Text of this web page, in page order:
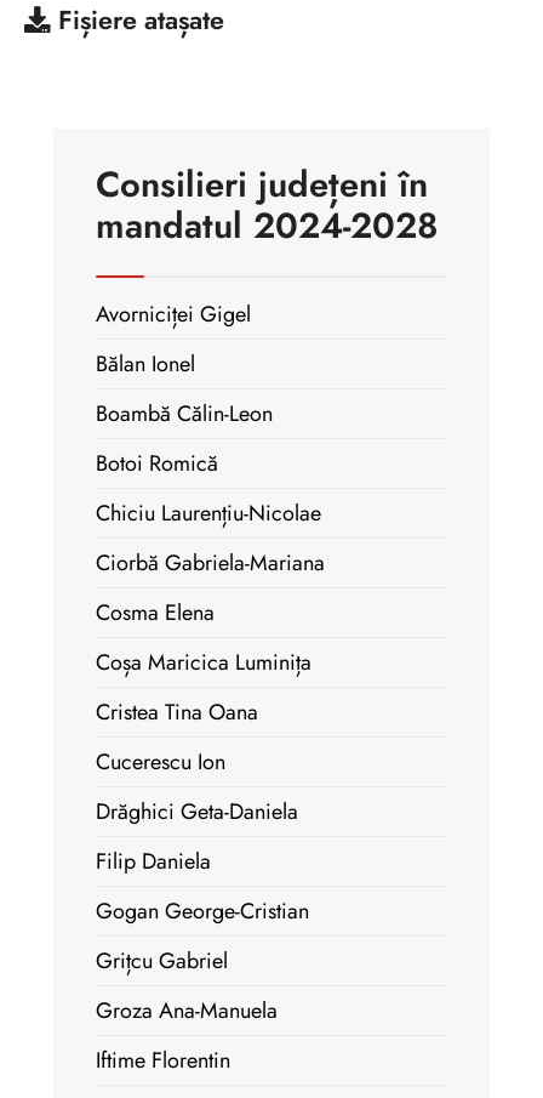
Fișiere atașate
Consilieri județeni în
mandatul 2024-2028
Avorniciței Gigel
Bălan Ionel
Boambă Călin-Leon
Botoi Romică
Chiciu Laurențiu-Nicolae
Ciorbă Gabriela-Mariana
Cosma Elena
Coșa Maricica Luminița
Cristea Tina Oana
Cucerescu Ion
Drăghici Geta-Daniela
Filip Daniela
Gogan George-Cristian
Grițcu Gabriel
Groza Ana-Manuela
Iftime Florentin